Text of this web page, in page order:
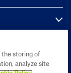
the storing of
analyze site